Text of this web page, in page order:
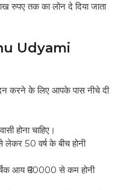
रुपए तक का लोन दे दिया जाता
Udyami
करने के लिए आपके पास नीचे दी
होना चाहिए।
50 वर्ष के बीच होनी
आय ₹60000 से कम होनी